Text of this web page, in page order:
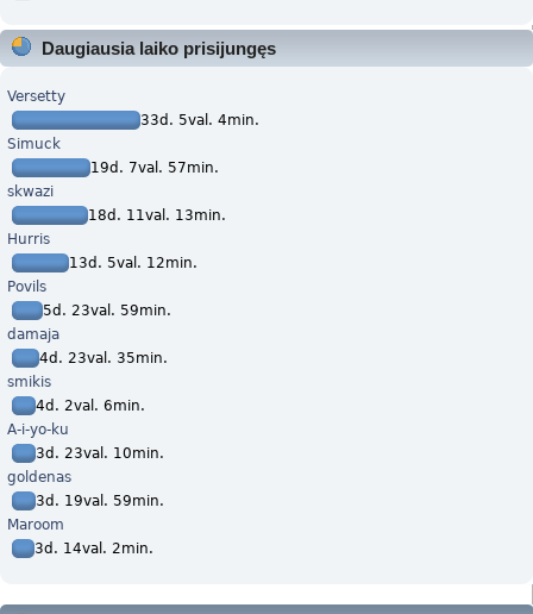
Daugiausia laiko prisijungęs
Versetty
33d. 5val. 4min.
Simuck
19d. 7val. 57min.
skwazi
18d. 11val. 13min.
Hurris
13d. 5val. 12min.
Povils
5d. 23val. 59min.
damaja
4d. 23val. 35min.
smikis
4d. 2val. 6min.
A-i-yo-ku
3d. 23val. 10min.
goldenas
3d. 19val. 59min.
Maroom
3d. 14val. 2min.